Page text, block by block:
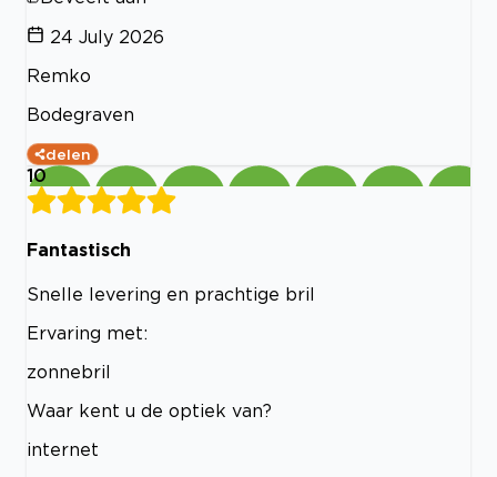
24 July 2026
Remko
Bodegraven
delen
10
Fantastisch
Snelle levering en prachtige bril
Ervaring met:
zonnebril
Waar kent u de optiek van?
internet